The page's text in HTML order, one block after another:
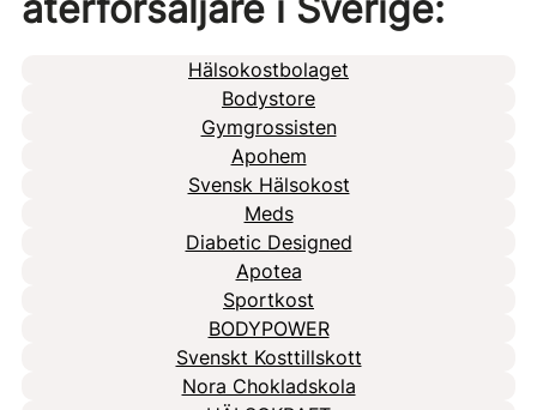
Hälsokostbolaget
Bodystore
Gymgrossisten
Apohem
Svensk Hälsokost
Meds
Diabetic Designed
Apotea
Sportkost
BODYPOWER
Svenskt Kosttillskott
Nora Chokladskola